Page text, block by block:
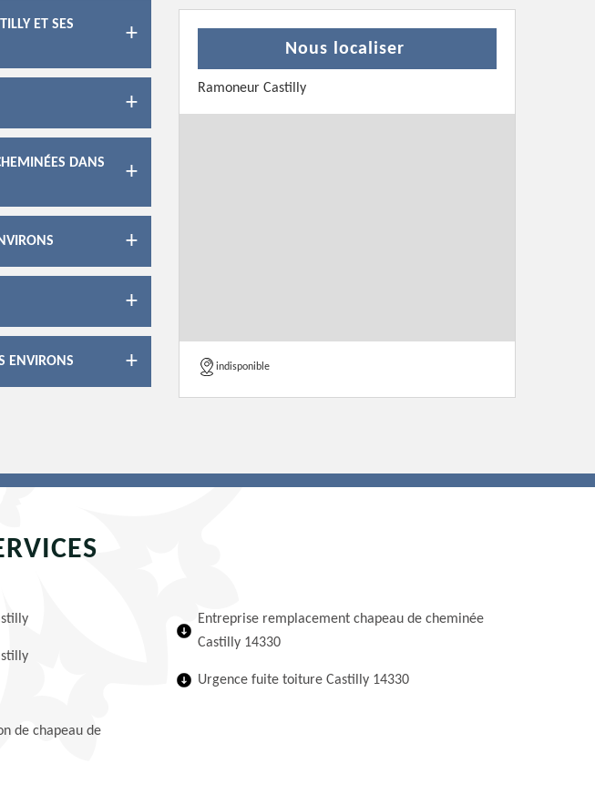
ET SES
DANS
ENVIRONS
Nous localiser
Ramoneur Castilly
indisponible
de chapeau de
Entreprise remplacement chapeau de cheminée
Castilly 14330
Urgence fuite toiture Castilly 14330